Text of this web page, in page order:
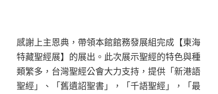
感謝上主恩典，帶領本館館務發展組完成【東海
特藏聖經展】的展出。此次展示聖經的特色與種
類繁多，台灣聖經公會大力支持，提供「新港語
聖經」、「舊遺詔聖書」，「千語聖經」，「最